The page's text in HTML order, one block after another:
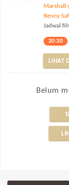
Marshall-
Benny
Jadwal
20:30
LIHAT
Belum